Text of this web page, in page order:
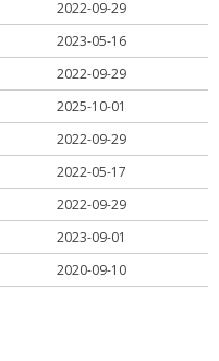
2022-09-29
2023-05-16
2022-09-29
2025-10-01
2022-09-29
2022-05-17
2022-09-29
2023-09-01
2020-09-10